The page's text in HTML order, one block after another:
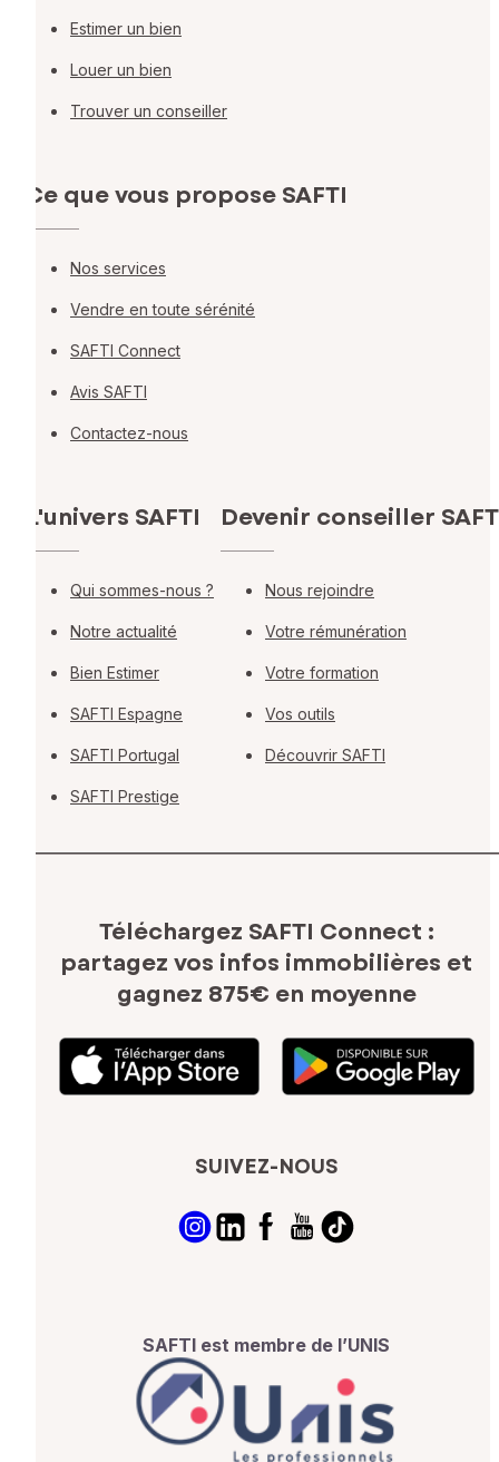
Estimer un bien
Louer un bien
Trouver un conseiller
Ce que vous propose SAFTI
Nos services
Vendre en toute sérénité
SAFTI Connect
Avis SAFTI
Contactez-nous
L'univers SAFTI
Qui sommes-nous ?
Notre actualité
Bien Estimer
SAFTI Espagne
SAFTI Portugal
SAFTI Prestige
Devenir conseiller
Nous rejoindre
Votre rémunération
Votre formation
Vos outils
Découvrir SAFTI
Téléchargez SAFTI Connect :
partagez vos infos immobilières et
gagnez 875€ en moyenne
SUIVEZ-NOUS
SAFTI est membre de l’UNIS